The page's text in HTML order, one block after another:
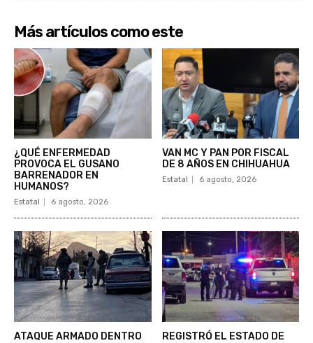
Más artículos como este
¿QUÉ ENFERMEDAD
PROVOCA EL GUSANO
BARRENADOR EN
HUMANOS?
Estatal 6 agosto, 2026
VAN MC Y PAN POR FISCAL
DE 8 AÑOS EN CHIHUAHUA
Estatal 6 agosto, 2026
ATAQUE ARMADO DENTRO
REGISTRÓ EL ESTADO DE